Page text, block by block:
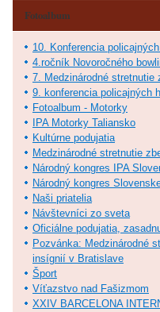
Fotoalbum
10. Konferencia
4.ročník Novoročného
7. Medzinárodné
9. konferencia policajných
Fotoalbum - Motorky
IPA Motorky Taliansko
Kultúrne podujatia
Medzinárodné stretnutie
Národný kongres IPA
Národný kongres
Naši priatelia
Návštevníci zo sveta
Oficiálne podujatia,
Pozvánka: Medzinárodné
insígnií v Bratislave
Šport
Víťazstvo nad Fašizmom
XXIV BARCELONA